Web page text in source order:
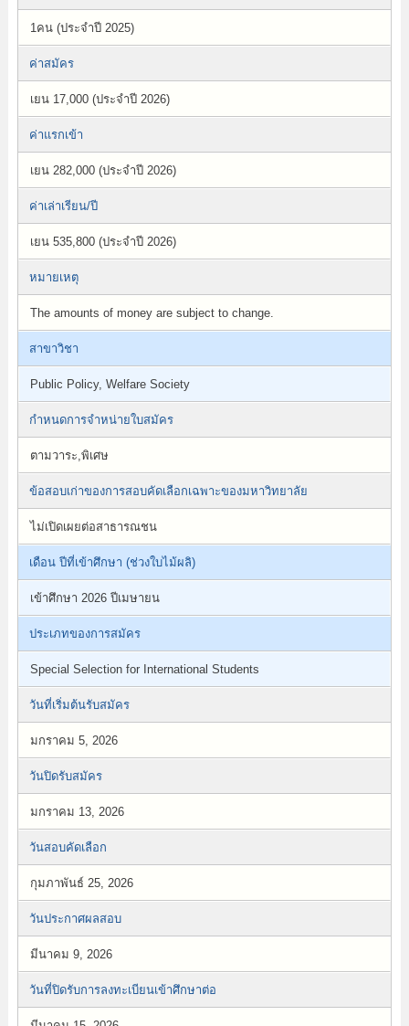
1คน (ประจำปี 2025)
ค่าสมัคร
เยน 17,000 (ประจำปี 2026)
ค่าแรกเข้า
เยน 282,000 (ประจำปี 2026)
ค่าเล่าเรียน/ปี
เยน 535,800 (ประจำปี 2026)
หมายเหตุ
The amounts of money are subject to change.
สาขาวิชา
Public Policy, Welfare Society
กำหนดการจำหน่ายใบสมัคร
ตามวาระ,พิเศษ
ข้อสอบเก่าของการสอบคัดเลือกเฉพาะของมหาวิทยาลัย
ไม่เปิดเผยต่อสาธารณชน
เดือน ปีที่เข้าศึกษา (ช่วงใบไม้ผลิ)
เข้าศึกษา 2026 ปีเมษายน
ประเภทของการสมัคร
Special Selection for International Students
วันที่เริ่มต้นรับสมัคร
มกราคม 5, 2026
วันปิดรับสมัคร
มกราคม 13, 2026
วันสอบคัดเลือก
กุมภาพันธ์ 25, 2026
วันประกาศผลสอบ
มีนาคม 9, 2026
วันที่ปิดรับการลงทะเบียนเข้าศึกษาต่อ